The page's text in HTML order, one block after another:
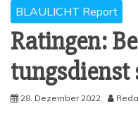
BLAULICHT Report
Ratin­gen:
tungs­dienst
28. Dezember 2022